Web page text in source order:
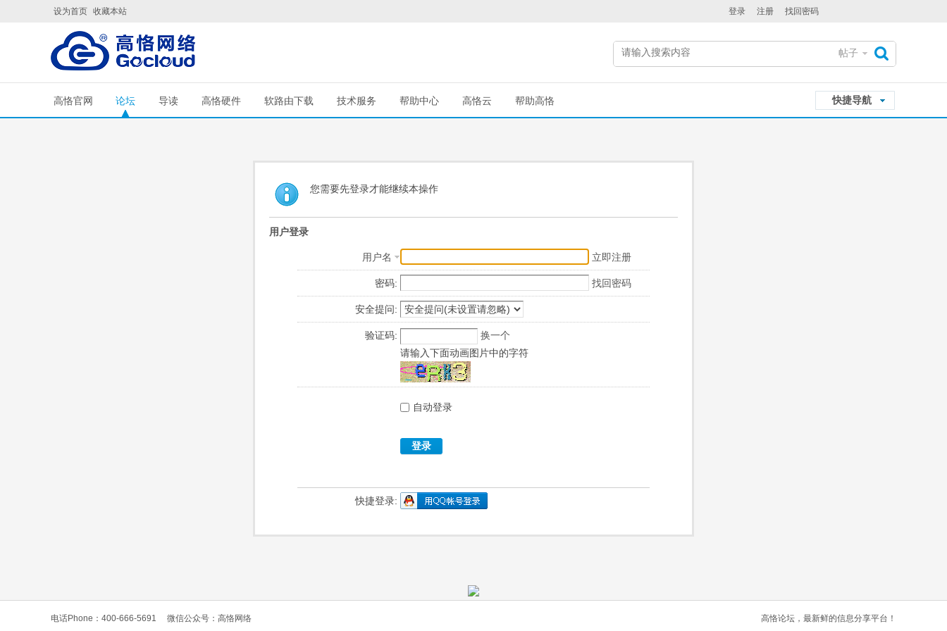
设为首页 收藏本站 登录 注册 找回密码
帖子
快捷导航
高恪官网 论坛 导读 高恪硬件 软路由下载 技术服务 帮助中心 高恪云 帮助高恪
您需要先登录才能继续本操作
用户登录
用户名 立即注册
密码: 找回密码
安全提问:
验证码:
换一个
请输入下面动画图片中的字符
自动登录
登录
快捷登录:
电话Phone：400-666-5691 微信公众号：高恪网络 高恪论坛，最新鲜的信息分享平台！